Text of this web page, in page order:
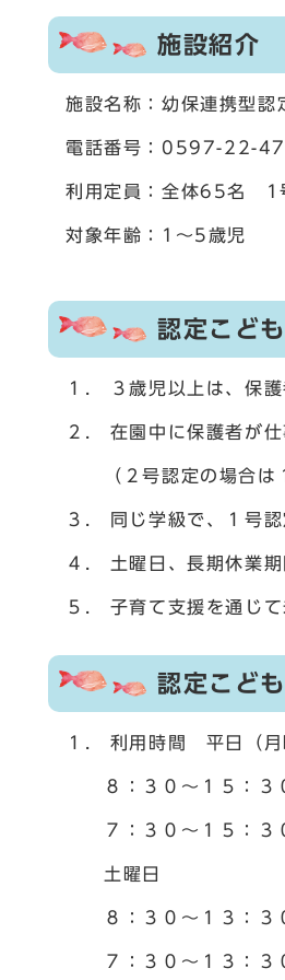
施設紹介
施設名称：幼保連携型
電話番号：0597-22-
利用定員：全体65名
対象年齢：1～5歳児
認定こど
１. ３歳児以上は、保護
２. 在園中に保護者が仕
（２号認定の場合は１
３. 同じ学級で、１号認
４. 土曜日、長期休業期
５. 子育て支援を通じて
認定こど
１. 利用時間 平日（月
８：３０～１５：３
７：３０～１５：３０
土曜日
８：３０～１３：３
７：３０～１３：３０